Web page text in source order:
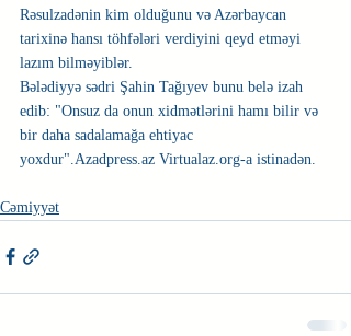
Rəsulzadənin kim olduğunu və Azərbaycan
tarixinə hansı töhfələri verdiyini qeyd etməyi
lazım bilməyiblər.
Bələdiyyə sədri Şahin Tağıyev bunu belə izah
edib: "Onsuz da onun xidmətlərini hamı bilir və
bir daha sadalamağa ehtiyac
yoxdur".Azadpress.az Virtualaz.org-a istinadən.
Cəmiyyət